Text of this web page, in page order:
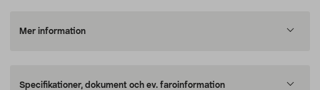
Mer information
Specifikationer, dokument och ev. faroinformation